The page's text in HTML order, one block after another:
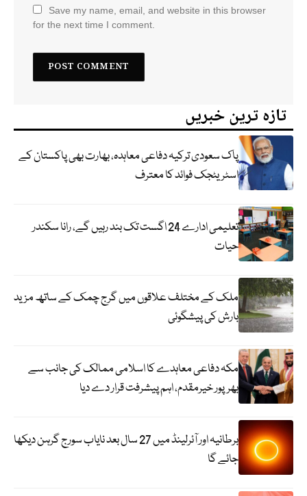
Save my name, email, and website in this browser
for the next time I comment.
تازہ ترین خبریں
پاک سعودی ترکیہ دفاعی معاہدہ، بھارت بھی پاکستان کے
اسٹریٹجک فوائد کا معترف
تعلیمی ادارے 24 اگست تک بند رہیں گے، رانا سکندر
حیات
ملک کے مختلف علاقوں میں گرج چمک کے ساتھ مزید
بارش کی پیشگوئی
مکہ دفاعی معاہدے کا اسلامی ممالک کی جانب سے
بھرپور خیرمقدم، اہم پیشرفت قرار دے دیا
برطانیہ اور آئرلینڈ میں 27 سال بعد نایاب سورج گرہن دیکھا
جائے گا